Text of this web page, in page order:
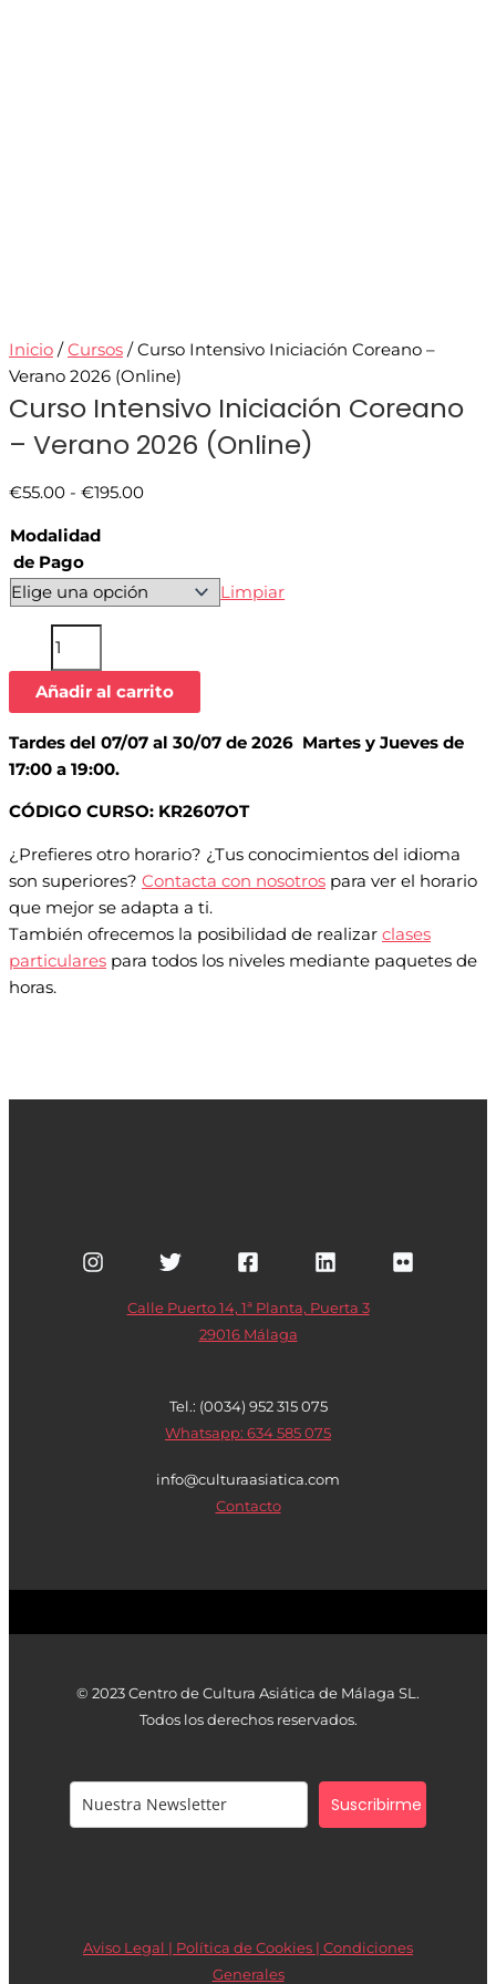
Inicio /Cursos / Curso Intensivo Iniciación Coreano –
Verano 2026 (Online)
Curso Intensivo Iniciación Coreano
– Verano 2026 (Online)
€55.00 - €195.00
Modalidad
de Pago
Limpiar
Añadir al carrito
Tardes del 07/07 al 30/07 de 2026 Martes y Jueves de
17:00 a 19:00.
CÓDIGO CURSO: KR2607OT
¿Prefieres otro horario? ¿Tus conocimientos del idioma
son superiores? Contacta con nosotros para ver el horario
que mejor se adapta a ti.
También ofrecemos la posibilidad de realizar clases
particulares para todos los niveles mediante paquetes de
horas.
Calle Puerto 14, 1ª Planta, Puerta 3
29016 Málaga
Tel.: (0034) 952 315 075
Whatsapp: 634 585 075
info@culturaasiatica.com
Contacto
© 2023 Centro de Cultura Asiática de Málaga SL.
Todos los derechos reservados.
Suscribirme
Aviso Legal | Política de Cookies | Condiciones
Generales